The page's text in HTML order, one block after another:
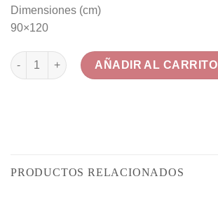
Dimensiones (cm)
90×120
Delta y Garzas cantidad
AÑADIR AL CARRITO
PRODUCTOS RELACIONADOS